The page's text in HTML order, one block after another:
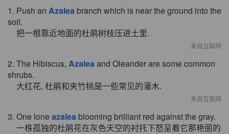
1. Push an Azalea branch which is near the ground into the
soil.
把一根靠近地面的杜鹃树枝压进土里.
来自互联网
2. The Hibiscus, Azaleaand Oleander are some common
shrubs.
大红花, 杜鹃和夹竹桃是一些常见的灌木.
来自互联网
3. One lone azalea blooming brilliant red against the gray.
一株孤独的杜鹃花在灰色天空的衬托下怒呈着它那艳丽的